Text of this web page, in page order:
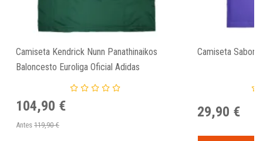
Camiseta Kendrick Nunn Panathinaikos
Baloncesto Euroliga Oficial Adidas
104,90 €
Antes 119,90 €
Camiseta
29,90 €